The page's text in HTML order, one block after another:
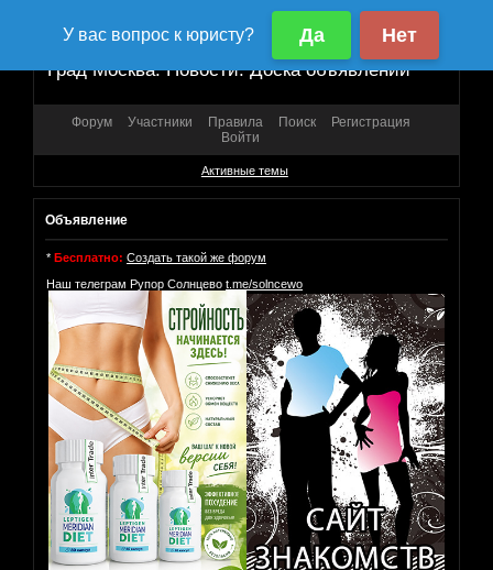
Град Москва. Новости. Доска объявлений
Форум Участники Правила Поиск
Регистрация
Войти
Активные темы
Объявление
* Бесплатно: Создать такой же форум
Наш телеграм Рупор Солнцево t.me/solncewo